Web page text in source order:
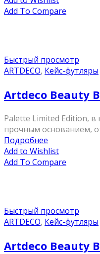
Add To Compare
Быстрый просмотр
ARTDECO, Кейс-футляры
Artdeco Beauty
Palette Limited Edition,
прочным основанием,
Подробнее
Add to Wishlist
Add To Compare
Быстрый просмотр
ARTDECO, Кейс-футляры
Artdeco Beauty